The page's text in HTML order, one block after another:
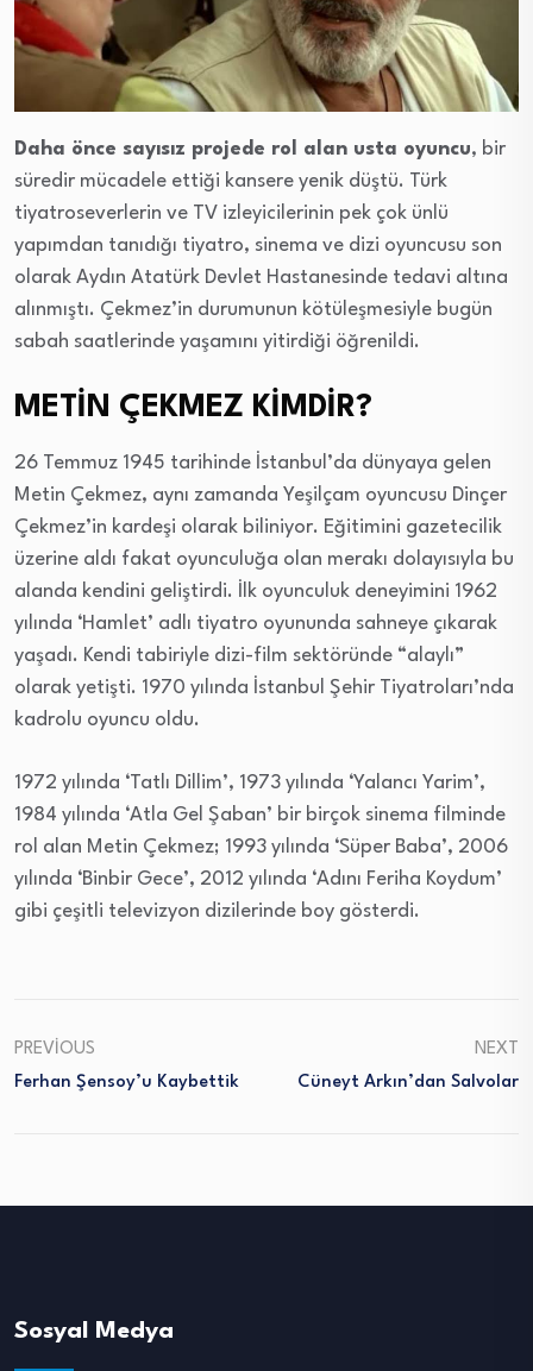
Daha önce sayısız projede rol alan usta oyuncu, bir
süredir mücadele ettiği kansere yenik düştü. Türk
tiyatroseverlerin ve TV izleyicilerinin pek çok ünlü
yapımdan tanıdığı tiyatro, sinema ve dizi oyuncusu son
olarak Aydın Atatürk Devlet Hastanesinde tedavi altına
alınmıştı. Çekmez’in durumunun kötüleşmesiyle bugün
sabah saatlerinde yaşamını yitirdiği öğrenildi.
METİN ÇEKMEZ KİMDİR?
26 Temmuz 1945 tarihinde İstanbul’da dünyaya gelen
Metin Çekmez, aynı zamanda Yeşilçam oyuncusu Dinçer
Çekmez’in kardeşi olarak biliniyor. Eğitimini gazetecilik
üzerine aldı fakat oyunculuğa olan merakı dolayısıyla bu
alanda kendini geliştirdi. İlk oyunculuk deneyimini 1962
yılında ‘Hamlet’ adlı tiyatro oyununda sahneye çıkarak
yaşadı. Kendi tabiriyle dizi-film sektöründe “alaylı”
olarak yetişti. 1970 yılında İstanbul Şehir Tiyatroları’nda
kadrolu oyuncu oldu.
1972 yılında ‘Tatlı Dillim’, 1973 yılında ‘Yalancı Yarim’,
1984 yılında ‘Atla Gel Şaban’ bir birçok sinema filminde
rol alan Metin Çekmez; 1993 yılında ‘Süper Baba’, 2006
yılında ‘Binbir Gece’, 2012 yılında ‘Adını Feriha Koydum’
gibi çeşitli televizyon dizilerinde boy gösterdi.
PREVIOUS
Ferhan Şensoy’u Kaybettik
NEXT
Cüneyt Arkın’dan Salvolar
Sosyal Medya